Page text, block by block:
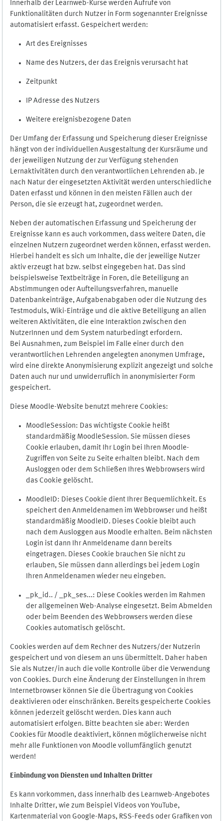
Innerhalb der Learnweb-Kurse werden Aufrufe von
Funktionalitäten durch Nutzer in Form sogenannter Ereignisse
automatisiert erfasst. Gespeichert werden:
Art des Ereignisses
Name des Nutzers, der das Ereignis verursacht hat
Zeitpunkt
IP Adresse des Nutzers
Weitere ereignisbezogene Daten
Der Umfang der Erfassung und Speicherung dieser Ereignisse
hängt von der individuellen Ausgestaltung der Kursräume und
der jeweiligen Nutzung der zur Verfügung stehenden
Lernaktivitäten durch den verantwortlichen Lehrenden ab. Je
nach Natur der eingesetzten Aktivität werden unterschiedliche
Daten erfasst und können in den meisten Fällen auch der
Person, die sie erzeugt hat, zugeordnet werden.
Neben der automatischen Erfassung und Speicherung der
Ereignisse kann es auch vorkommen, dass weitere Daten, die
einzelnen Nutzern zugeordnet werden können, erfasst werden.
Hierbei handelt es sich um Inhalte, die der jeweilige Nutzer
aktiv erzeugt hat bzw. selbst eingegeben hat. Das sind
beispielsweise Textbeiträge in Foren, die Beteiligung an
Abstimmungen oder Aufteilungsverfahren, manuelle
Datenbankeinträge, Aufgabenabgaben oder die Nutzung des
Testmoduls, Wiki-Einträge und die aktive Beteiligung an allen
weiteren Aktivitäten, die eine Interaktion zwischen den
NutzerInnen und dem System naturbedingt erfordern.
Bei Ausnahmen, zum Beispiel im Falle einer durch den
verantwortlichen Lehrenden angelegten anonymen Umfrage,
wird eine direkte Anonymisierung explizit angezeigt und solche
Daten auch nur und unwiderruflich in anonymisierter Form
gespeichert.
Diese Moodle-Website benutzt mehrere Cookies:
MoodleSession: Das wichtigste Cookie heißt
standardmäßig MoodleSession. Sie müssen dieses
Cookie erlauben, damit Ihr Login bei Ihren Moodle-
Zugriffen von Seite zu Seite erhalten bleibt. Nach dem
Ausloggen oder dem Schließen Ihres Webbrowsers wird
das Cookie gelöscht.
MoodleID: Dieses Cookie dient Ihrer Bequemlichkeit. Es
speichert den Anmeldenamen im Webbrowser und heißt
standardmäßig MoodleID. Dieses Cookie bleibt auch
nach dem Ausloggen aus Moodle erhalten. Beim nächsten
Login ist dann Ihr Anmeldename dann bereits
eingetragen. Dieses Cookie brauchen Sie nicht zu
erlauben, Sie müssen dann allerdings bei jedem Login
Ihren Anmeldenamen wieder neu eingeben.
_pk_id.. / _pk_ses...: Diese Cookies werden im Rahmen
der allgemeinen Web-Analyse eingesetzt. Beim Abmelden
oder beim Beenden des Webbrowsers werden diese
Cookies automatisch gelöscht.
Cookies werden auf dem Rechner des Nutzers/der Nutzerin
gespeichert und von diesem an uns übermittelt. Daher haben
Sie als Nutzer/in auch die volle Kontrolle über die Verwendung
von Cookies. Durch eine Änderung der Einstellungen in Ihrem
Internetbrowser können Sie die Übertragung von Cookies
deaktivieren oder einschränken. Bereits gespeicherte Cookies
können jederzeit gelöscht werden. Dies kann auch
automatisiert erfolgen. Bitte beachten sie aber: Werden
Cookies für Moodle deaktiviert, können möglicherweise nicht
mehr alle Funktionen von Moodle vollumfänglich genutzt
werden!
Einbindung von Diensten und Inhalten Dritter
Es kann vorkommen, dass innerhalb des Learnweb-Angebotes
Inhalte Dritter, wie zum Beispiel Videos von YouTube,
Kartenmaterial von Google-Maps, RSS-Feeds oder Grafiken von